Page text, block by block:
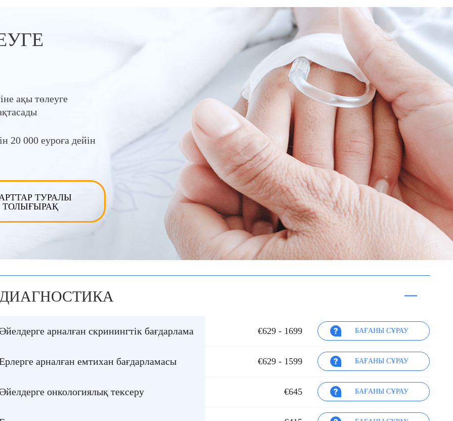
жүреді, сүйемелдеу береді.
нәтиже мен сипаттамасы бар
флэш-диск беріледі келесі
күні Кардиолитке келеді.
Төлем ең соңында жүзеге
асырылады. Маған
Эпилептолог ұнады, ол
жағдайды екінші жағынан
қарауға мүмкіндік берді.
Сондықтан кеңес беруді де
сол жерде жасауға кеңес
беремін. Мен клиниканың
үйлестірушісімен келіскен
соманы төледім. МРТ үшін
350 Еуро және
эпилептологпен кеңесу 77
Еуро. Кассада төлеген кезде
Сізге қандай сома келісілгені
туралы ескерту керек,
өйткені олар басқаша
есептей алады. Жалпы, бұл
рет баруым. Барлығы риза.
ақы төлеуге
20 000 еуроға дейін
ТУРАЛЫ
ТОЛЫҒЫРАҚ
ДИАГНОСТИКА
арналған скринингтік бағдарлама €629 - 1699 БАҒАНЫ СҰРАУ
арналған емтихан бағдарламасы €629 - 1599 БАҒАНЫ СҰРАУ
онкологиялық тексеру €645 БАҒАНЫ СҰРАУ